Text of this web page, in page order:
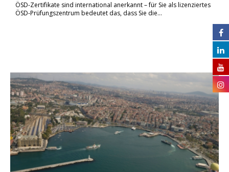
ÖSD-Zertifikate sind international anerkannt – für Sie als lizenziertes
ÖSD-Prüfungszentrum bedeutet das, dass Sie die…